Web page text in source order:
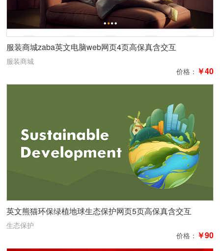
服装商城zaba英文电脑web网页4页高保真含交互
服装商城
价格： ￥40
英文熊猫环保绿植地球生态保护网页5页高保真含交互
生态保护
价格： ￥90